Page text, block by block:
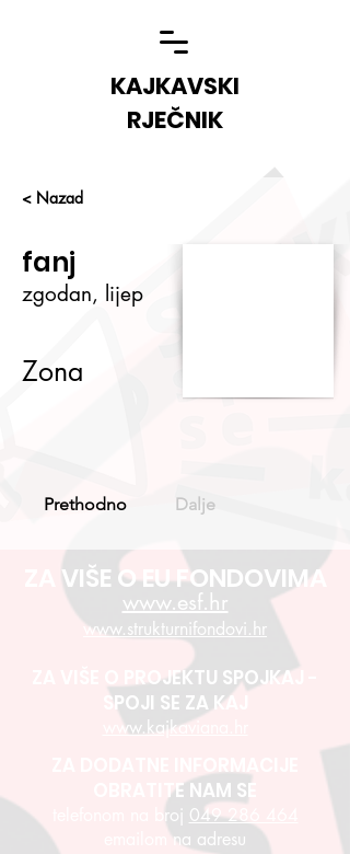
KAJKAVSKI
RJEČNIK
< Nazad
fanj
zgodan, lijep
Zona
Prethodno Dalje
ZA VIŠE O EU FONDOVIMA
www.esf.hr
www.strukturnifondovi.hr
ZA VIŠE O PROJEKTU SPOJKAJ -
SPOJI SE ZA KAJ
www.kajkaviana.hr
ZA DODATNE INFORMACIJE
OBRATITE NAM SE
telefonom na broj 049 286 464
emailom na adresu